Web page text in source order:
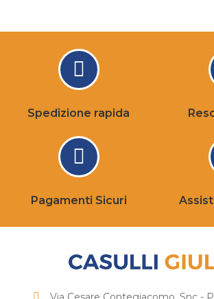
Spedizione rapida
Pagamenti Sicuri